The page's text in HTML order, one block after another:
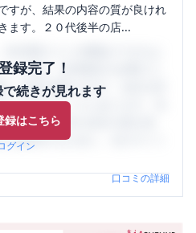
すが、結果の内容の質が良けれ
ます。２０代後半の店...
録完了！
続きが見れます
録はこちら
グイン
ハブ)は、女性限定の企業口コ
・女性の働きやすさ・会社の評
べき点がたくさんあります。先
通して、本当の会社の姿を知
を解消するために、ぜひサイト
口コミの詳細